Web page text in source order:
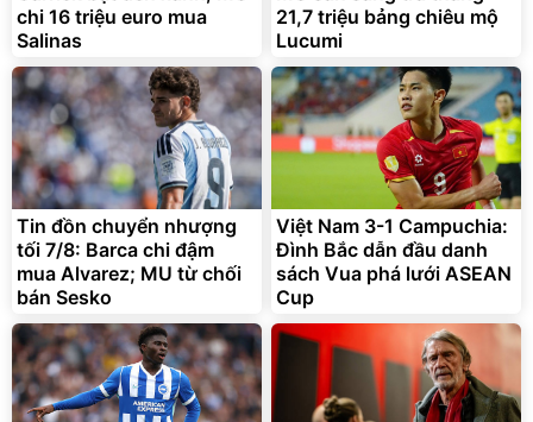
chi 16 triệu euro mua
Salinas
21,7 triệu bảng chiêu mộ
Lucumi
Tin đồn chuyển nhượng
tối 7/8: Barca chi đậm
mua Alvarez; MU từ chối
bán Sesko
Việt Nam 3-1 Campuchia:
Đình Bắc dẫn đầu danh
sách Vua phá lưới ASEAN
Cup